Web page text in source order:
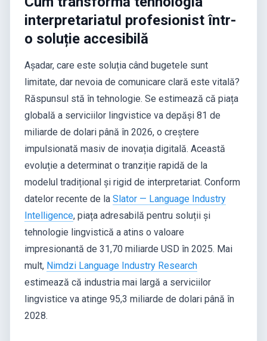
interpretariatul profesionist într-
o soluție accesibilă
Așadar, care este soluția când bugetele sunt
limitate, dar nevoia de comunicare clară este vitală?
Răspunsul stă în tehnologie. Se estimează că piața
globală a serviciilor lingvistice va depăși 81 de
miliarde de dolari până în 2026, o creștere
impulsionată masiv de inovația digitală. Această
evoluție a determinat o tranziție rapidă de la
modelul tradițional și rigid de interpretariat. Conform
datelor recente de la Slator — Language Industry
Intelligence, piața adresabilă pentru soluții și
tehnologie lingvistică a atins o valoare
impresionantă de 31,70 miliarde USD în 2025. Mai
mult, Nimdzi Language Industry Research
estimează că industria mai largă a serviciilor
lingvistice va atinge 95,3 miliarde de dolari până în
2028.